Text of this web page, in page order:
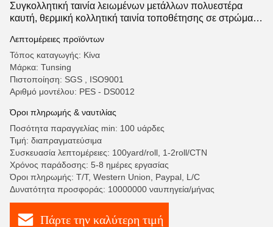
Συγκολλητική ταινία λειωμένων μετάλλων πολυεστέρα
καυτή, θερμική κολλητική ταινία τοποθέτησης σε στρώματα
Λεπτομέρειες προϊόντων
Τόπος καταγωγής: Κίνα
Μάρκα: Tunsing
Πιστοποίηση: SGS , ISO9001
Αριθμό μοντέλου: PES - DS0012
Όροι πληρωμής & ναυτιλίας
Ποσότητα παραγγελίας min: 100 υάρδες
Τιμή: διαπραγματεύσιμα
Συσκευασία λεπτομέρειες: 100yard/roll, 1-2roll/CTN
Χρόνος παράδοσης: 5-8 ημέρες εργασίας
Όροι πληρωμής: T/T, Western Union, Paypal, L/C
Δυνατότητα προσφοράς: 10000000 ναυπηγεία/μήνας
Πάρτε την καλύτερη τιμή